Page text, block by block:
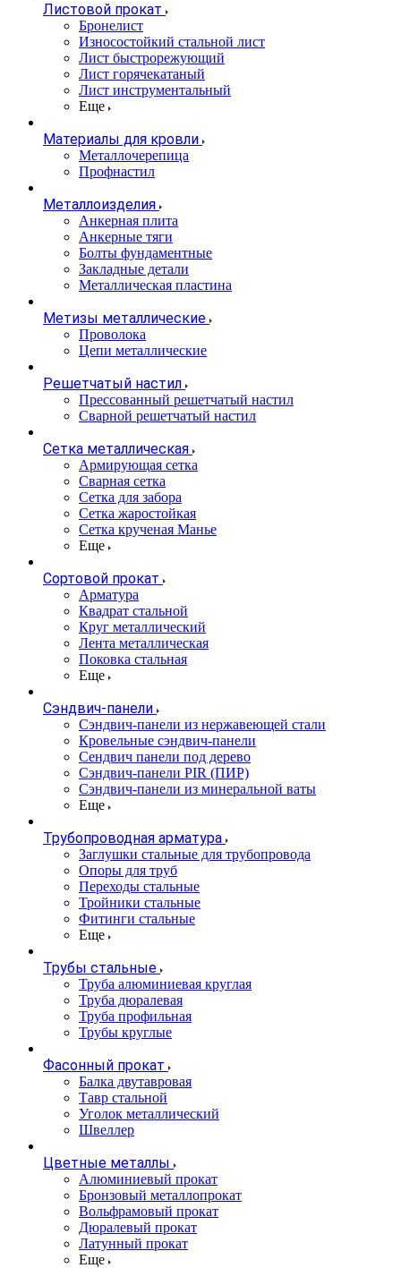
Листовой прокат
Бронелист
Износостойкий стальной лист
Лист быстрорежующий
Лист горячекатаный
Лист инструментальный
Еще
Материалы для кровли
Металлочерепица
Профнастил
Металлоизделия
Анкерная плита
Анкерные тяги
Болты фундаментные
Закладные детали
Металлическая пластина
Метизы металлические
Проволока
Цепи металлические
Решетчатый настил
Прессованный решетчатый настил
Сварной решетчатый настил
Сетка металлическая
Армирующая сетка
Сварная сетка
Сетка для забора
Сетка жаростойкая
Сетка крученая Манье
Еще
Сортовой прокат
Арматура
Квадрат стальной
Круг металлический
Лента металлическая
Поковка стальная
Еще
Сэндвич-панели
Cэндвич-панели из нержавеющей стали
Кровельные сэндвич-панели
Сендвич панели под дерево
Сэндвич-панели PIR (ПИР)
Сэндвич-панели из минеральной ваты
Еще
Трубопроводная арматура
Заглушки стальные для трубопровода
Опоры для труб
Переходы стальные
Тройники стальные
Фитинги стальные
Еще
Трубы стальные
Труба алюминиевая круглая
Труба дюралевая
Труба профильная
Трубы круглые
Фасонный прокат
Балка двутавровая
Тавр стальной
Уголок металлический
Швеллер
Цветные металлы
Алюминиевый прокат
Бронзовый металлопрокат
Вольфрамовый прокат
Дюралевый прокат
Латунный прокат
Еще